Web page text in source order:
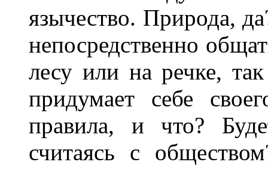
язычество. Природа,
непосредственно
лесу или на речке,
придумает себе
правила, и что?
считаясь с